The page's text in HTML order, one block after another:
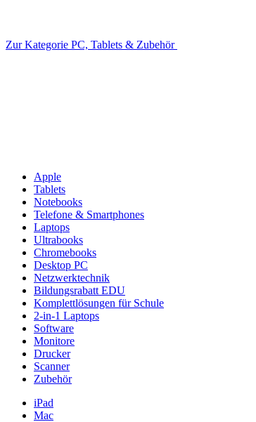
Zur Kategorie PC, Tablets & Zubehör
Apple
Tablets
Notebooks
Telefone & Smartphones
Laptops
Ultrabooks
Chromebooks
Desktop PC
Netzwerktechnik
Bildungsrabatt EDU
Komplettlösungen für Schule
2-in-1 Laptops
Software
Monitore
Drucker
Scanner
Zubehör
iPad
Mac